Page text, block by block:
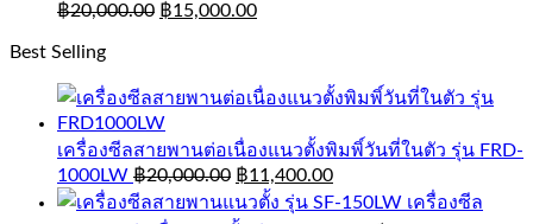
฿20,000.00 ฿15,000.00
Best Selling
เครื่องซีลสายพานต่อเนื่องแนวตั้งพิมพิ์วันที่ในตัว รุ่น FRD-
1000LW ฿20,000.00 ฿11,400.00
เครื่องซีล